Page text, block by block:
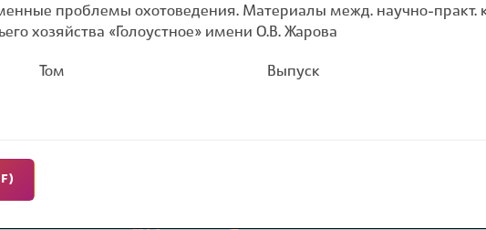
проблемы охотоведения. Материалы межд. научно-практ.
хозяйства «Голоустное» имени О.В. Жарова
Том Выпуск